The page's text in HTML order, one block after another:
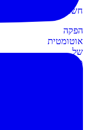
חשבונית+
הפקה
אוטומטית
של
מסמכים